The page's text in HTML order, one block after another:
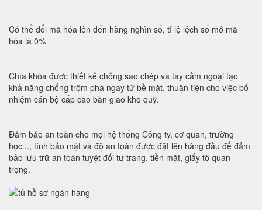
Có thể đổi mã hóa lên đến hàng nghìn số, tỉ lệ lệch số mở mã
hóa là 0%
Chìa khóa được thiết kế chống sao chép và tay cầm ngoại tạo
khả năng chống trộm phá ngay từ bề mặt, thuận tiện cho việc bổ
nhiệm cán bộ cấp cao bàn giao kho quỹ.
Đảm bảo an toàn cho mọi hệ thống Công ty, cơ quan, trường
học..., tính bảo mật và độ an toàn được đặt lên hàng đầu để đảm
bảo lưu trữ an toàn tuyệt đối tư trang, tiền mặt, giấy tờ quan
trọng.